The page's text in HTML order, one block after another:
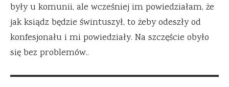
były u komunii, ale wcześniej im powiedziałam, że
jak ksiądz będzie świntuszył, to żeby odeszły od
konfesjonału i mi powiedziały. Na szczęście obyło
się bez problemów..